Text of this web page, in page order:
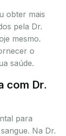
obter mais
pela Dr.
mesmo.
o
saúde.
com Dr.
para
Na Dr.